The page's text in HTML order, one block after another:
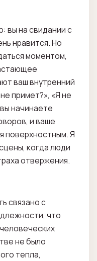
вы на свидании с
нравится. Но
моментом,
ваш внутренний
примет?», «Я не
начинаете
и ваше
поверхностным. Я
когда люди
отвержения.
связано с
что
не было
тепла,